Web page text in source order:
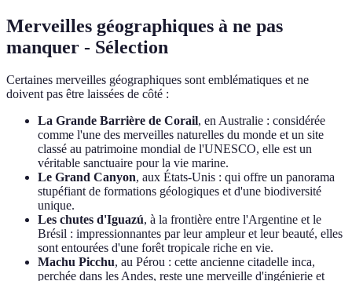
Merveilles géographiques à ne pas
manquer - Sélection
Certaines merveilles géographiques sont emblématiques et ne
doivent pas être laissées de côté :
La Grande Barrière de Corail, en Australie : considérée
comme l'une des merveilles naturelles du monde et un site
classé au patrimoine mondial de l'UNESCO, elle est un
véritable sanctuaire pour la vie marine.
Le Grand Canyon, aux États-Unis : qui offre un panorama
stupéfiant de formations géologiques et d'une biodiversité
unique.
Les chutes d'Iguazú, à la frontière entre l'Argentine et le
Brésil : impressionnantes par leur ampleur et leur beauté, elles
sont entourées d'une forêt tropicale riche en vie.
Machu Picchu, au Pérou : cette ancienne citadelle inca,
perchée dans les Andes, reste une merveille d'ingénierie et